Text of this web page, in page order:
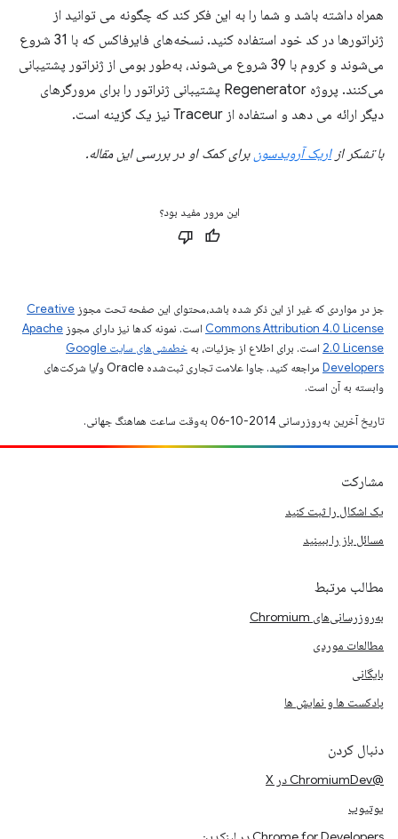
همراه داشته باشد و شما را به این فکر کند که چگونه می توانید از
ژنراتورها در کد خود استفاده کنید. نسخه‌های فایرفاکس که با 31 شروع
می‌شوند و کروم با 39 شروع می‌شوند، به‌طور بومی از ژنراتور پشتیبانی
می‌کنند. پروژه Regenerator پشتیبانی ژنراتور را برای مرورگرهای
دیگر ارائه می دهد و استفاده از Traceur نیز یک گزینه است.
با تشکر ازاریک آرویدسون برای کمک او در بررسی این مقاله.
این مرور مفید بود؟
جز در مواردی که غیر از این ذکر شده باشد،‌محتوای این صفحه تحت مجوز Creative
Commons Attribution 4.0 License است. نمونه کدها نیز دارای مجوز Apache
2.0 License است. برای اطلاع از جزئیات، به
خطمشی‌های سایت Google
Developers‏
مراجعه کنید. جاوا علامت تجاری ثبت‌شده Oracle و/یا شرکت‌های
وابسته به آن است.
تاریخ آخرین به‌روزرسانی 2014-10-06 به‌وقت ساعت هماهنگ جهانی.
مشارکت
یک اشکال را ثبت کنید
مسائل باز را ببینید
مطالب مرتبط
به‌روزرسانی‌های Chromium
مطالعات موردی
بایگانی
پادکست ها و نمایش ها
دنبال کردن
@ChromiumDev در X
یوتیوب